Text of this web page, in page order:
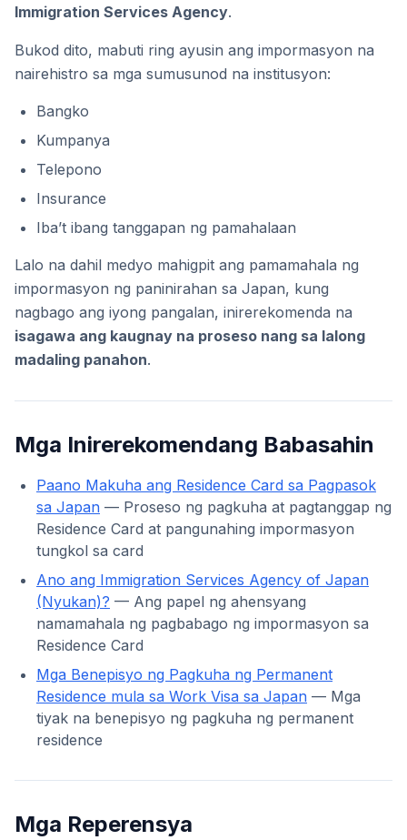
Immigration Services Agency.
Bukod dito, mabuti ring ayusin ang impormasyon na
nairehistro sa mga sumusunod na institusyon:
Bangko
Kumpanya
Telepono
Insurance
Iba’t ibang tanggapan ng pamahalaan
Lalo na dahil medyo mahigpit ang pamamahala ng
impormasyon ng paninirahan sa Japan, kung
nagbago ang iyong pangalan, inirerekomenda na
isagawa ang kaugnay na proseso nang sa lalong
madaling panahon.
Mga Inirerekomendang Babasahin
Paano Makuha ang Residence Card sa Pagpasok
sa Japan — Proseso ng pagkuha at pagtanggap ng
Residence Card at pangunahing impormasyon
tungkol sa card
Ano ang Immigration Services Agency of Japan
(Nyukan)? — Ang papel ng ahensyang
namamahala ng pagbabago ng impormasyon sa
Residence Card
Mga Benepisyo ng Pagkuha ng Permanent
Residence mula sa Work Visa sa Japan — Mga
tiyak na benepisyo ng pagkuha ng permanent
residence
Mga Reperensya